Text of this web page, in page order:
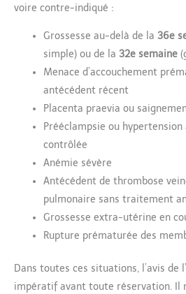
voire contre-indiqué :
Grossesse au-delà de la 36e
simple) ou de la 32e semaine
Menace d’accouchement
antécédent récent
Placenta praevia ou
Prééclampsie ou
contrôlée
Anémie sévère
Antécédent de thrombose
pulmonaire sans traitement
Grossesse extra-utérine en
Rupture prématurée des
Dans toutes ces situations, l’avis de
impératif avant toute réservation. Il